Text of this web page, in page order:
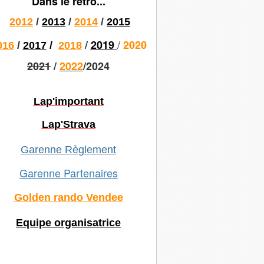
2012 / 2013 / 2014 / 2015
/ 2017/ 2018 / 2019 /2020
2021/2022/2024
Lap'important
Lap'Strava
Garenne Règlement
Garenne Partenaires
Golden rando Vendee
Equipe organisatrice